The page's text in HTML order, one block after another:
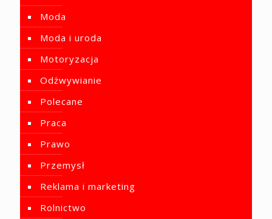
Moda
Moda i uroda
Motoryzacja
Odżwywianie
Polecane
Praca
Prawo
Przemysł
Reklama i marketing
Rolnictwo